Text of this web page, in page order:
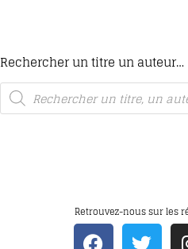
Rechercher un titre un auteur…
Retrouvez-nous sur les